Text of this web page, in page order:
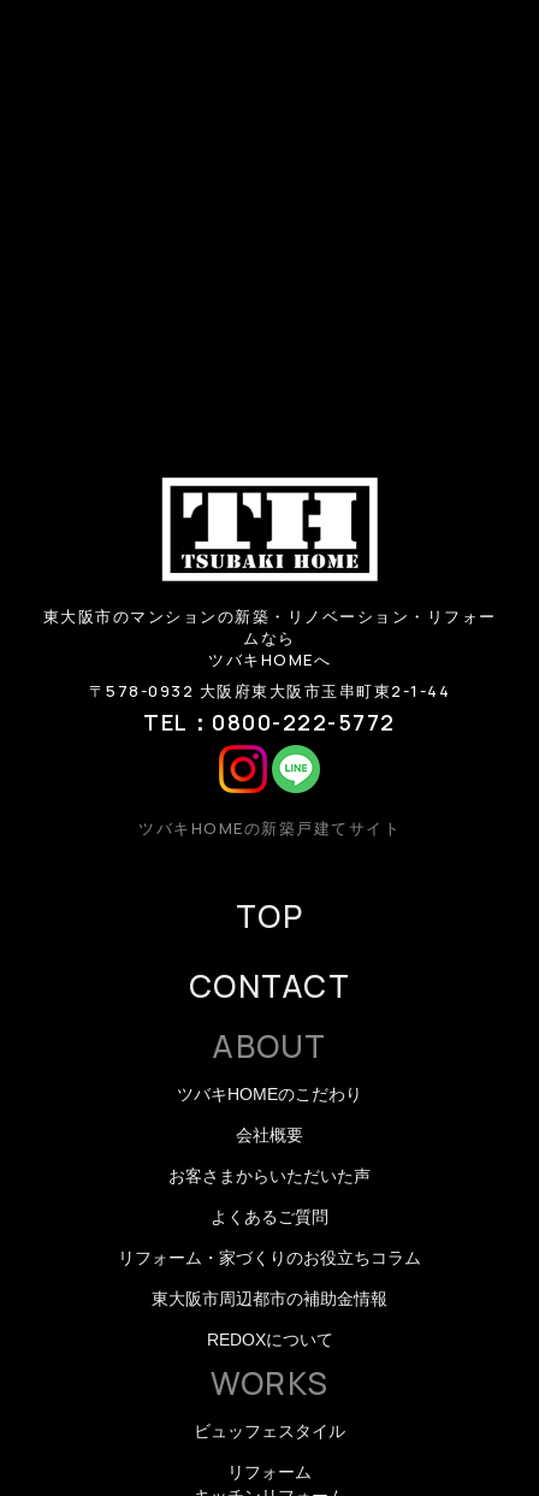
東大阪市のマンションの新築・リノベーション・リフォー
ムなら
ツバキHOMEへ
〒578-0932 大阪府東大阪市玉串町東2-1-44
TEL：0800-222-5772
ツバキHOMEの新築戸建てサイト
TOP
CONTACT
ABOUT
ツバキHOMEのこだわり
会社概要
お客さまからいただいた声
よくあるご質問
リフォーム・家づくりのお役立ちコラム
東大阪市周辺都市の補助金情報
REDOXについて
WORKS
ビュッフェスタイル
リフォーム